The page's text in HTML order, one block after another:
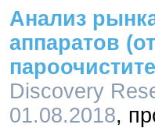
Анализ
аппаратов
Discovery
01.08.2018